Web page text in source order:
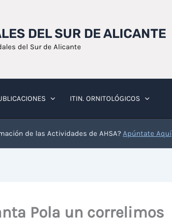
DEL SUR DE ALICANTE
del Sur de Alicante
ITIN. ORNITOLÓGICOS
de las Actividades de AHSA? Apúntate Aquí
Pola un correlimos